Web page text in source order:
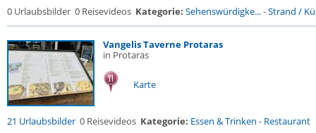
0 Urlaubsbilder 0 Reisevideos Kategorie: Sehenswürdigke...-Strand /
Vangelis Taverne Protaras
in Protaras
Karte
21 Urlaubsbilder 0 Reisevideos Kategorie: Essen & Trinken - Restaurant